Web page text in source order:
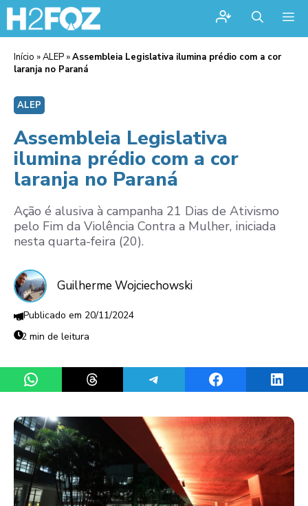
Início »ALEP »Assembleia Legislativa ilumina prédio com a cor
laranja no Paraná
ALEP
Assembleia Legislativa
ilumina prédio com a cor
laranja no Paraná
Ação é alusiva à campanha 21 Dias de Ativismo
pelo Fim da Violência Contra a Mulher, iniciada
nesta quarta-feira (20).
Guilherme Wojciechowski
20/11/2024
2 min de leitura
Share on WhatsAppShare on ThreadsShare on TelegramShare on Facebook